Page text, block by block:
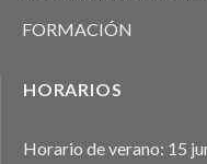
FORMACIÓN
HORARIOS
Horario de verano: 15